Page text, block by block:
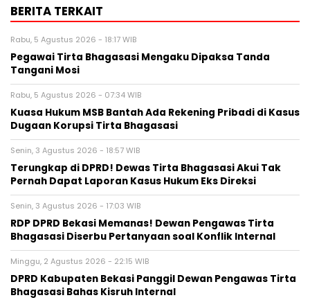
BERITA TERKAIT
Rabu, 5 Agustus 2026 - 18:17 WIB
Pegawai Tirta Bhagasasi Mengaku Dipaksa Tanda
Tangani Mosi
Rabu, 5 Agustus 2026 - 07:34 WIB
Kuasa Hukum MSB Bantah Ada Rekening Pribadi di Kasus
Dugaan Korupsi Tirta Bhagasasi
Senin, 3 Agustus 2026 - 18:57 WIB
Terungkap di DPRD! Dewas Tirta Bhagasasi Akui Tak
Pernah Dapat Laporan Kasus Hukum Eks Direksi
Senin, 3 Agustus 2026 - 17:03 WIB
RDP DPRD Bekasi Memanas! Dewan Pengawas Tirta
Bhagasasi Diserbu Pertanyaan soal Konflik Internal
Minggu, 2 Agustus 2026 - 22:15 WIB
DPRD Kabupaten Bekasi Panggil Dewan Pengawas Tirta
Bhagasasi Bahas Kisruh Internal